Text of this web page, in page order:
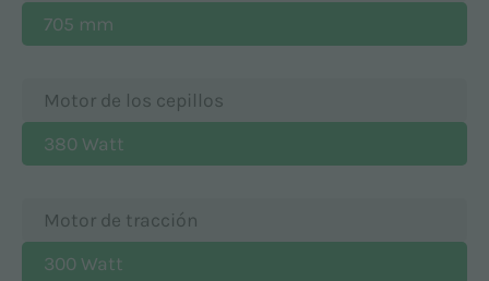
705 mm
Motor de los cepillos
380 Watt
Motor de tracción
300 Watt